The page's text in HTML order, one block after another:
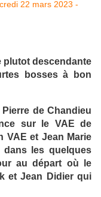
plutot descendante
bosses à bon
de Chandieu
sur le VAE de
VAE et Jean Marie
les quelques
au départ où le
et Jean Didier qui